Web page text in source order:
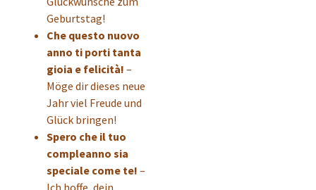
Geburtstag!
Che questo nuovo
anno ti porti tanta
gioia e felicità! –
Möge dir dieses neue
Jahr viel Freude und
Glück bringen!
Spero che il tuo
compleanno sia
speciale come te! –